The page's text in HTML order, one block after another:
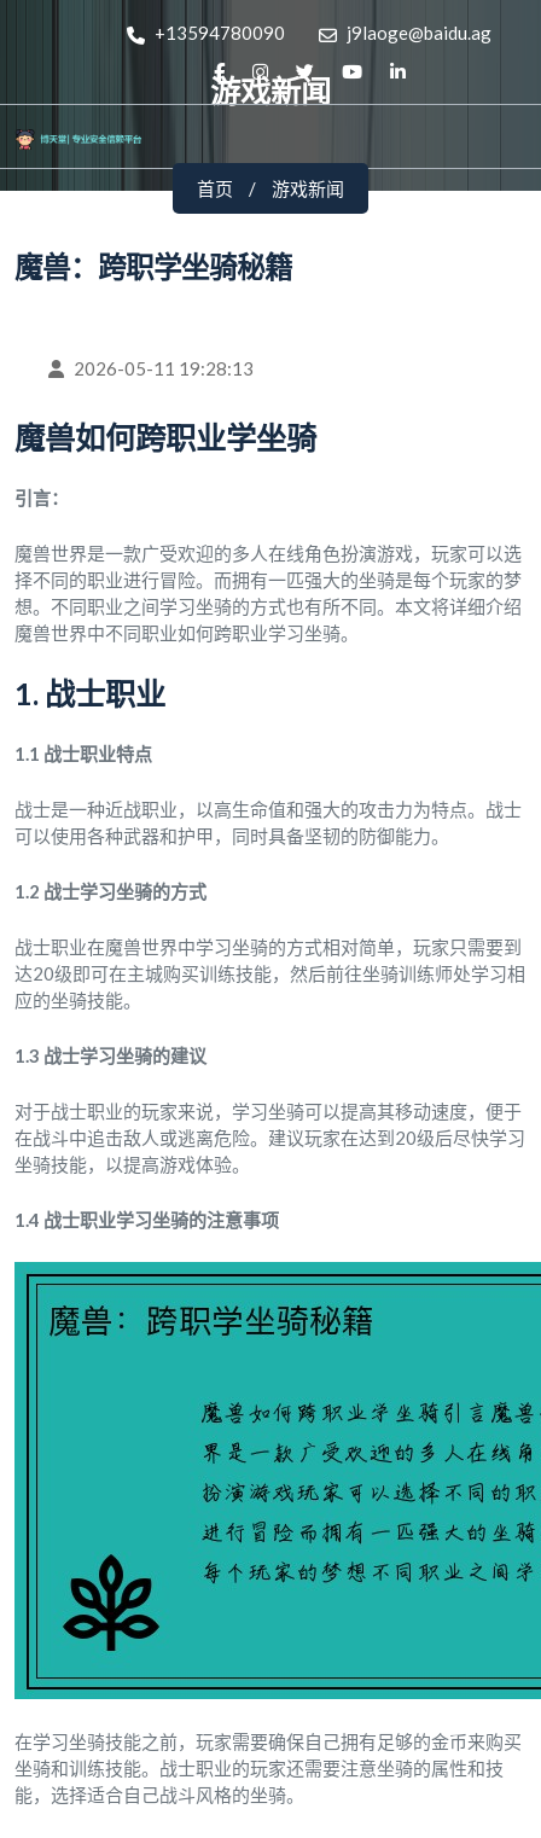
+13594780090 j9laoge@baidu.ag
游戏新闻
首页 游戏新闻
魔兽：跨职学坐骑秘籍
2026-05-11 19:28:13
魔兽如何跨职业学坐骑
引言：
魔兽世界是一款广受欢迎的多人在线角色扮演游戏，玩家可以选
择不同的职业进行冒险。而拥有一匹强大的坐骑是每个玩家的梦
想。不同职业之间学习坐骑的方式也有所不同。本文将详细介绍
魔兽世界中不同职业如何跨职业学习坐骑。
1. 战士职业
1.1 战士职业特点
战士是一种近战职业，以高生命值和强大的攻击力为特点。战士
可以使用各种武器和护甲，同时具备坚韧的防御能力。
1.2 战士学习坐骑的方式
战士职业在魔兽世界中学习坐骑的方式相对简单，玩家只需要到
达20级即可在主城购买训练技能，然后前往坐骑训练师处学习相
应的坐骑技能。
1.3 战士学习坐骑的建议
对于战士职业的玩家来说，学习坐骑可以提高其移动速度，便于
在战斗中追击敌人或逃离危险。建议玩家在达到20级后尽快学习
坐骑技能，以提高游戏体验。
1.4 战士职业学习坐骑的注意事项
在学习坐骑技能之前，玩家需要确保自己拥有足够的金币来购买
坐骑和训练技能。战士职业的玩家还需要注意坐骑的属性和技
能，选择适合自己战斗风格的坐骑。